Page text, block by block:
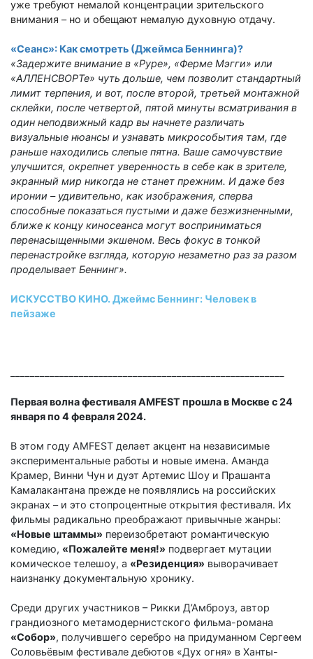
уже требуют немалой концентрации зрительского
внимания – но и обещают немалую духовную отдачу.
«Сеанс»: Как смотреть (Джеймса Беннинга)?
«Задержите внимание в «Руре», «Ферме Мэгги» или
«АЛЛЕНСВОРТе» чуть дольше, чем позволит стандартный
лимит терпения, и вот, после второй, третьей монтажной
склейки, после четвертой, пятой минуты всматривания в
один неподвижный кадр вы начнете различать
визуальные нюансы и узнавать микрособытия там, где
раньше находились слепые пятна. Ваше самочувствие
улучшится, окрепнет уверенность в себе как в зрителе,
экранный мир никогда не станет прежним. И даже без
иронии – удивительно, как изображения, сперва
способные показаться пустыми и даже безжизненными,
ближе к концу киносеанса могут восприниматься
перенасыщенными экшеном. Весь фокус в тонкой
перенастройке взгляда, которую незаметно раз за разом
проделывает Беннинг».
ИСКУССТВО КИНО. Джеймс Беннинг: Человек в
пейзаже
Первая волна фестиваля AMFEST прошла в Москве с 24
января по 4 февраля 2024.
В этом году AMFEST делает акцент на независимые
экспериментальные работы и новые имена. Аманда
Крамер, Винни Чун и дуэт Артемис Шоу и Прашанта
Камалакантана прежде не появлялись на российских
экранах – и это стопроцентные открытия фестиваля. Их
фильмы радикально преображают привычные жанры:
«Новые штаммы» переизобретают романтическую
комедию, «Пожалейте меня!» подвергает мутации
комическое телешоу, а «Резиденция» выворачивает
наизнанку документальную хронику.
Среди других участников – Рикки Д’Амброуз, автор
грандиозного метамодернистского фильма-романа
«Собор», получившего серебро на придуманном Сергеем
Соловьёвым фестивале дебютов «Дух огня» в Ханты-